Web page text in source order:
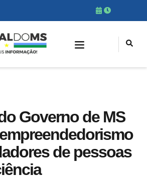
Governo de MS
de pessoas